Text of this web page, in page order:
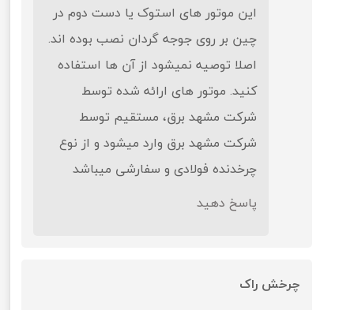
این موتور های استوک یا دست دوم در
چین بر روی جوجه گردان نصب بوده اند.
اصلا توصیه نمیشود از آن ها استفاده
کنید. موتور های ارائه شده توسط
شرکت مشهد برق، مستقیم توسط
شرکت مشهد برق وارد میشود و از نوع
چرخدنده فولادی و سفارشی میباشد
پاسخ دهید
چرخش راک